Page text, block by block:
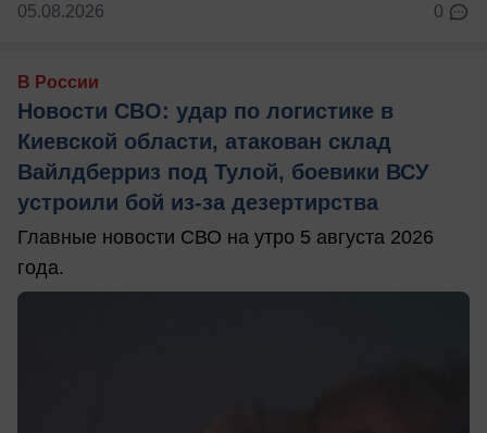
05.08.2026 0
В России
Новости СВО: удар по логистике в
Киевской области, атакован склад
Вайлдберриз под Тулой, боевики ВСУ
устроили бой из-за дезертирства
Главные новости СВО на утро 5 августа 2026
года.